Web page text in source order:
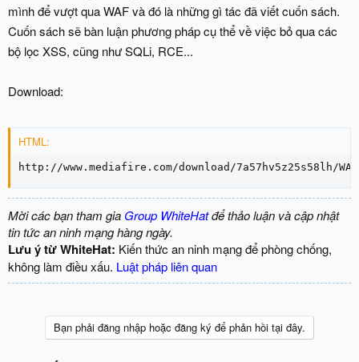
mình để vượt qua WAF và đó là những gì tác đã viết cuốn sách.
Cuốn sách sẽ bàn luận phương pháp cụ thể về việc bỏ qua các
bộ lọc XSS, cũng như SQLi, RCE...
Download:
HTML:
http://www.mediafire.com/download/7a57hv5z25s58lh/
Mời các bạn tham gia Group WhiteHatđể thảo luận và cập nhật
tin tức an ninh mạng hàng ngày.
Lưu ý từ WhiteHat: Kiến thức an ninh mạng để phòng chống,
không làm điều xấu. Luật pháp liên quan
Bạn phải đăng nhập hoặc đăng ký để phản hồi tại đây.